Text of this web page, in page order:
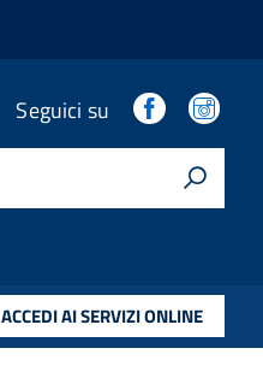
Seguici su
ACCEDI AI SERVIZI ONLINE